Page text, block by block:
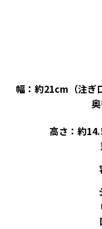
幅：約21cm（注ぎ
高さ：約